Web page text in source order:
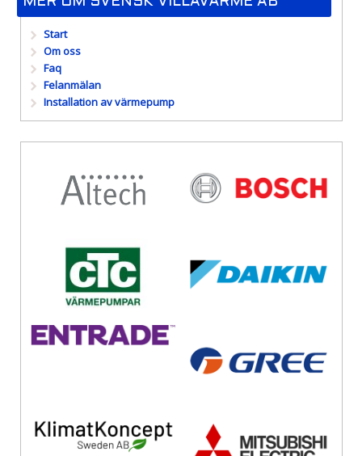
Start
Om oss
Faq
Felanmälan
Installation av värmepump